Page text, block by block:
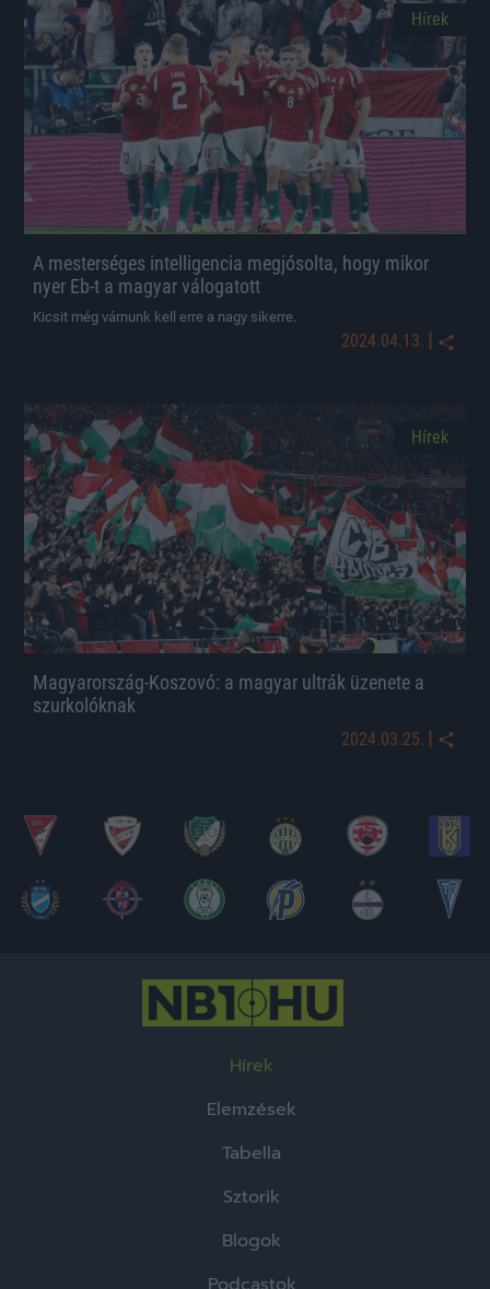
Hírek
A mesterséges intelligencia megjósolta, hogy mikor
nyer Eb-t a magyar válogatott
Kicsit még várnunk kell erre a nagy sikerre.
2024.04.13. |
Hírek
Magyarország-Koszovó: a magyar ultrák üzenete a
szurkolóknak
2024.03.25. |
Hírek
Elemzések
Tabella
Sztorik
Blogok